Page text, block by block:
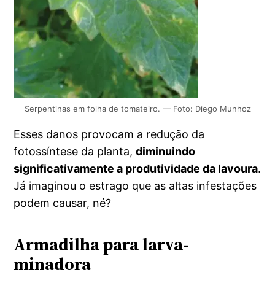
Serpentinas em folha de tomateiro. — Foto: Diego Munhoz
Esses danos provocam a redução da
fotossíntese da planta,diminuindo
significativamente a produtividade da lavoura.
Já imaginou o estrago que as altas infestações
podem causar, né?
Armadilha para larva-
minadora